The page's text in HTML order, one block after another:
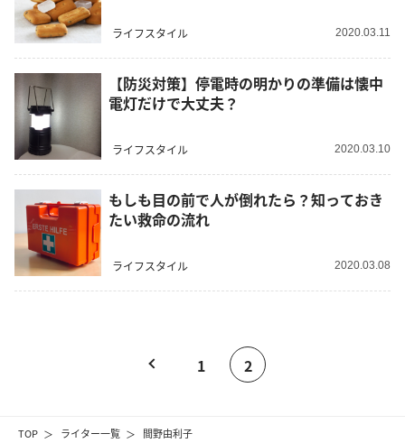
TOP ライター一覧 間野由利子
ライフスタイル 2020.03.11
【防災対策】停電時の明かりの準備は懐中
電灯だけで大丈夫？
ライフスタイル 2020.03.10
もしも目の前で人が倒れたら？知っておき
たい救命の流れ
ライフスタイル 2020.03.08
1 2